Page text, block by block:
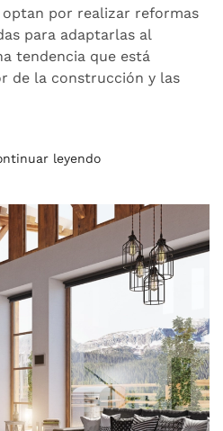
PassivHaus:
Eficiencia
energética
y
confort
optan por realizar reformas
para adaptarlas al
tendencia que está
de la construcción y las
leyendo